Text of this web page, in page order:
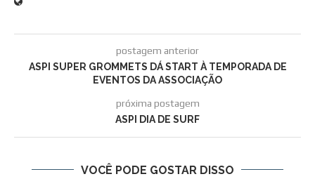
postagem anterior
ASPI SUPER GROMMETS DÁ START À TEMPORADA DE
EVENTOS DA ASSOCIAÇÃO
próxima postagem
ASPI DIA DE SURF
VOCÊ PODE GOSTAR DISSO